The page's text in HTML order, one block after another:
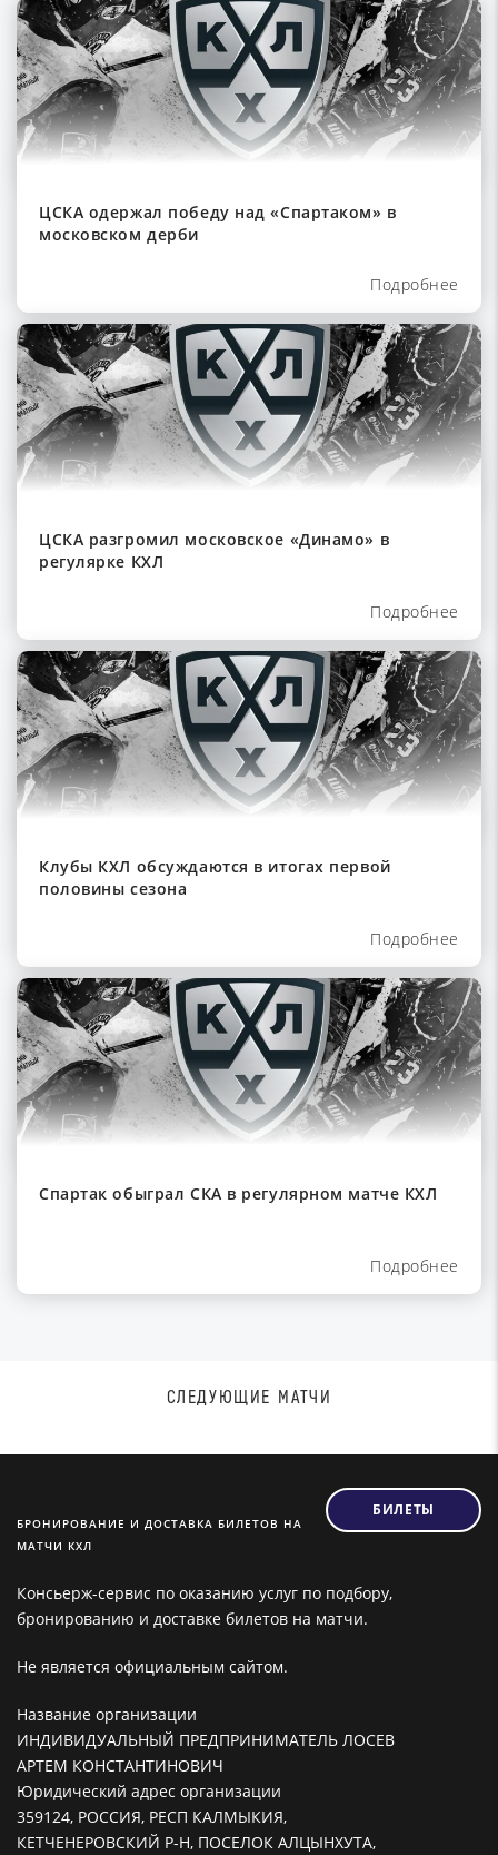
ЦСКА одержал победу над «Спартаком» в
московском дерби
Подробнее
ЦСКА разгромил московское «Динамо» в
регулярке КХЛ
Подробнее
Клубы КХЛ обсуждаются в итогах первой
половины сезона
Подробнее
Спартак обыграл СКА в регулярном матче КХЛ
Подробнее
СЛЕДУЮЩИЕ МАТЧИ
БРОНИРОВАНИЕ И ДОСТАВКА БИЛЕТОВ НА
МАТЧИ КХЛ
БИЛЕТЫ
Консьерж-сервис по оказанию услуг по подбору,
бронированию и доставке билетов на матчи.
Не является официальным сайтом.
Название организации
ИНДИВИДУАЛЬНЫЙ ПРЕДПРИНИМАТЕЛЬ ЛОСЕВ
АРТЕМ КОНСТАНТИНОВИЧ
Юридический адрес организации
359124, РОССИЯ, РЕСП КАЛМЫКИЯ,
КЕТЧЕНЕРОВСКИЙ Р-Н, ПОСЕЛОК АЛЦЫНХУТА,